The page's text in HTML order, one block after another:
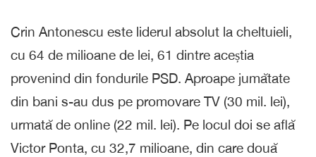
Crin Antonescu este liderul absolut la cheltuieli,
cu 64 de milioane de lei, 61 dintre aceștia
provenind din fondurile PSD. Aproape jumătate
din bani s-au dus pe promovare TV (30 mil. lei),
urmată de online (22 mil. lei). Pe locul doi se află
Victor Ponta, cu 32,7 milioane, din care două